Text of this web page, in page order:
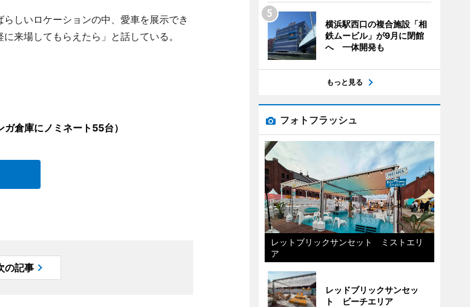
しいロケーションの中、愛車を展示でき
来場してもらえたら」と話している。
倉庫にノミネート55台）
の記事
横浜駅西口の複合施設「相
鉄ムービル」が9月に閉館
へ 一体開発も
もっと見る
フォトフラッシュ
レットブリックサンセット ミストエリ
ア
レッドブリックサンセッ
ト ビーチエリア